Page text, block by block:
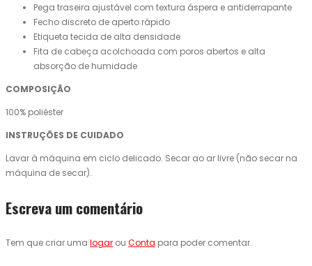
Pega traseira ajustável com textura áspera e antiderrapante
Fecho discreto de aperto rápido
Etiqueta tecida de alta densidade
Fita de cabeça acolchoada com poros abertos e alta
absorção de humidade
COMPOSIÇÃO
100% poliéster
INSTRUÇÕES DE CUIDADO
Lavar à máquina em ciclo delicado. Secar ao ar livre (não secar na
máquina de secar).
Escreva um comentário
Tem que criar uma logar ou Conta para poder comentar.